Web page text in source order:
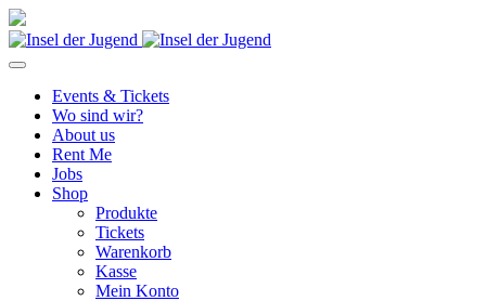
Events & Tickets
Wo sind wir?
About us
Rent Me
Jobs
Shop
Produkte
Tickets
Warenkorb
Kasse
Mein Konto